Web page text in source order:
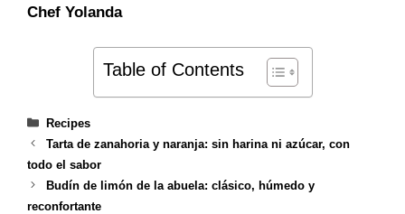
Chef Yolanda
Table of Contents
Categories
Recipes
Tarta de zanahoria y naranja: sin harina ni azúcar, con
todo el sabor
Budín de limón de la abuela: clásico, húmedo y
reconfortante